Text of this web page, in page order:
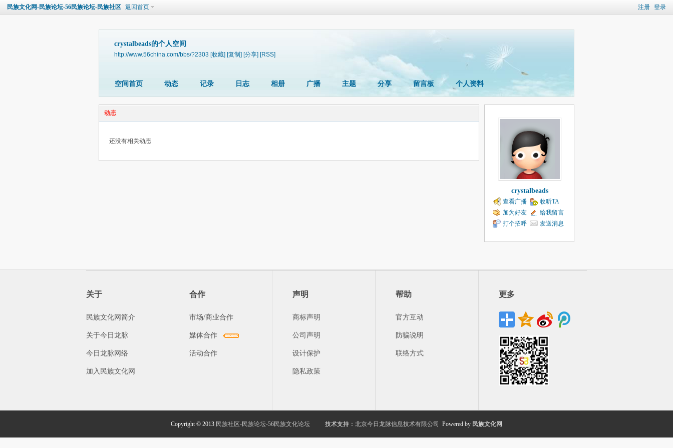
注册 登录
民族文化网-民族论坛-56民族论坛-民族社区 返回首页
crystalbeads的个人空间
http://www.56china.com/bbs/?2303 [收藏] [复制] [分享] [RSS]
空间首页 动态 记录 日志 相册 广播 主题 分享 留言板 个人资料
动态
还没有相关动态
crystalbeads
查看广播
收听TA
加为好友
给我留言
打个招呼
发送消息
关于
民族文化网简介
关于今日龙脉
今日龙脉网络
加入民族文化网
合作
市场/商业合作
媒体合作
活动合作
声明
商标声明
公司声明
设计保护
隐私政策
帮助
官方互动
防骗说明
联络方式
更多
Copyright © 2013 民族社区-民族论坛-56民族文化论坛 技术支持： 北京今日龙脉信息技术有限公司 Powered by 民族文化网